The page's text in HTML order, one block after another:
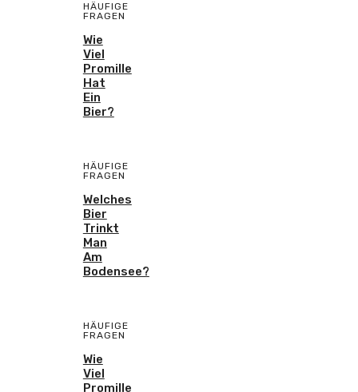
HÄUFIGE
FRAGEN
Wie
Viel
Promille
Hat
Ein
Bier?
HÄUFIGE
FRAGEN
Welches
Bier
Trinkt
Man
Am
Bodensee?
HÄUFIGE
FRAGEN
Wie
Viel
Promille